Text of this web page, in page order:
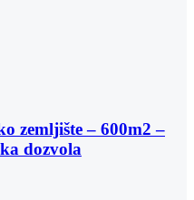
zemljište – 600m2 –
dozvola